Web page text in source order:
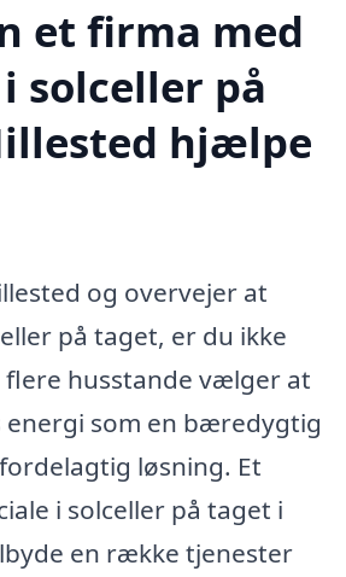
et firma med
solceller på
hjælpe
og overvejer at
på taget, er du ikke
flere husstande vælger at
energi som en bæredygtig
løsning. Et
i solceller på taget i
en række tjenester